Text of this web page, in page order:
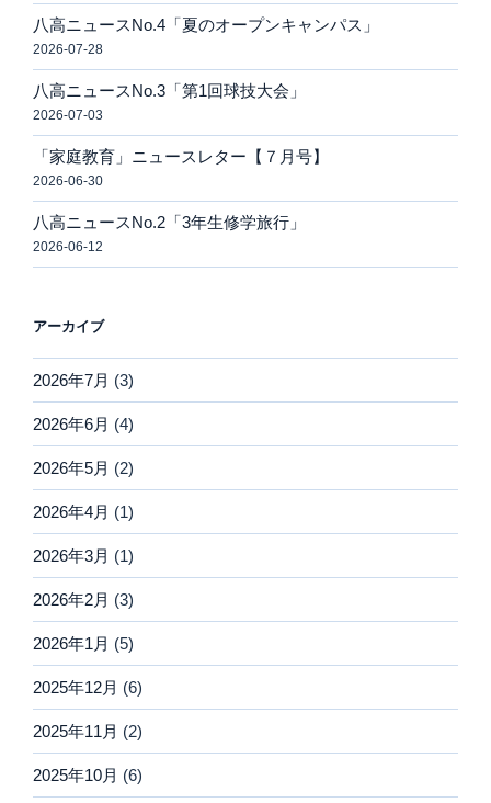
八高ニュースNo.4「夏のオープンキャンパス」
2026-07-28
八高ニュースNo.3「第1回球技大会」
2026-07-03
「家庭教育」ニュースレター【７月号】
2026-06-30
八高ニュースNo.2「3年生修学旅行」
2026-06-12
アーカイブ
2026年7月 (3)
2026年6月 (4)
2026年5月 (2)
2026年4月 (1)
2026年3月 (1)
2026年2月 (3)
2026年1月 (5)
2025年12月 (6)
2025年11月 (2)
2025年10月 (6)